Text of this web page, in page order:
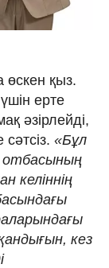
өскен қыз.
ерте
әзірлейді,
«Бұл
отбасының
келіннің
кез